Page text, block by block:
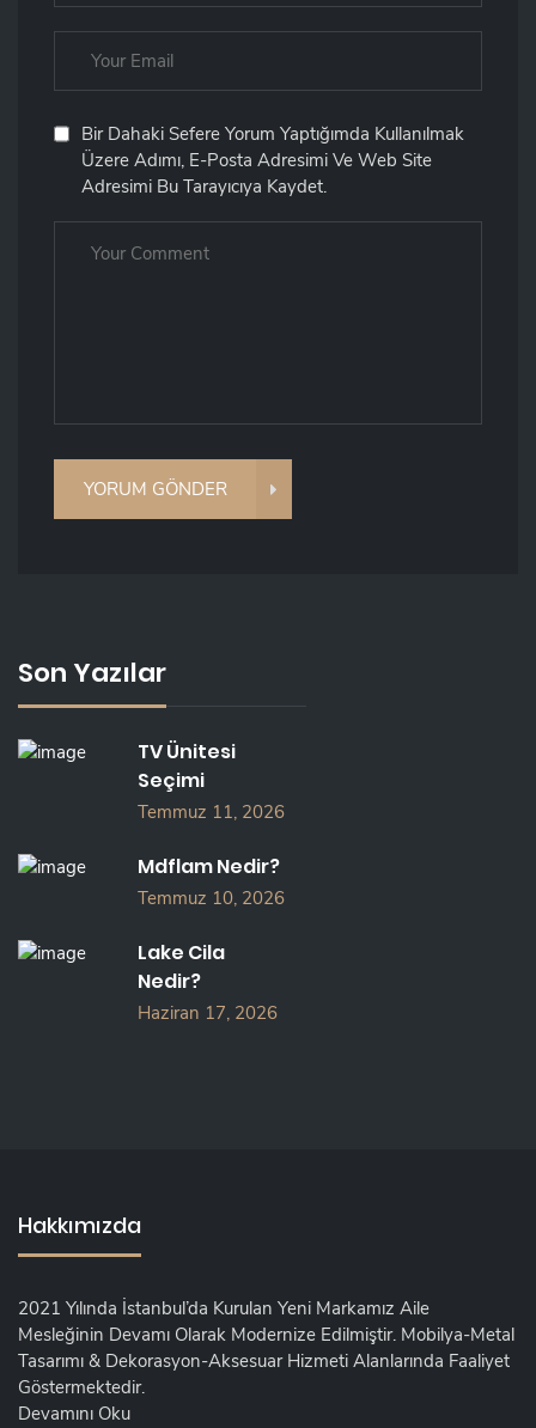
Bir Dahaki Sefere Yorum Yaptığımda Kullanılmak
Üzere Adımı, E-Posta Adresimi Ve Web Site
Adresimi Bu Tarayıcıya Kaydet.
Son Yazılar
TV Ünitesi
Seçimi
Temmuz 11, 2026
Mdflam Nedir?
Temmuz 10, 2026
Lake Cila
Nedir?
Haziran 17, 2026
Hakkımızda
2021 Yılında İstanbul’da Kurulan Yeni Markamız Aile
Mesleğinin Devamı Olarak Modernize Edilmiştir. Mobilya-Metal
Tasarımı & Dekorasyon-Aksesuar Hizmeti Alanlarında Faaliyet
Göstermektedir.
Devamını Oku